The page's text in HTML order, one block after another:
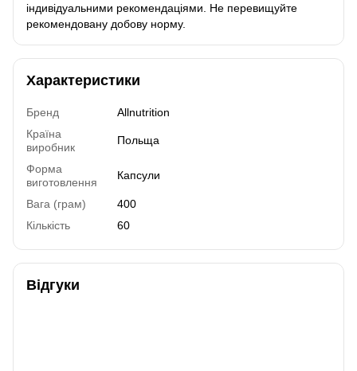
індивідуальними рекомендаціями. Не перевищуйте
рекомендовану добову норму.
Характеристики
Бренд
Allnutrition
Країна
виробник
Польща
Форма
виготовлення
Капсули
Вага (грам)
400
Кількість
60
Відгуки